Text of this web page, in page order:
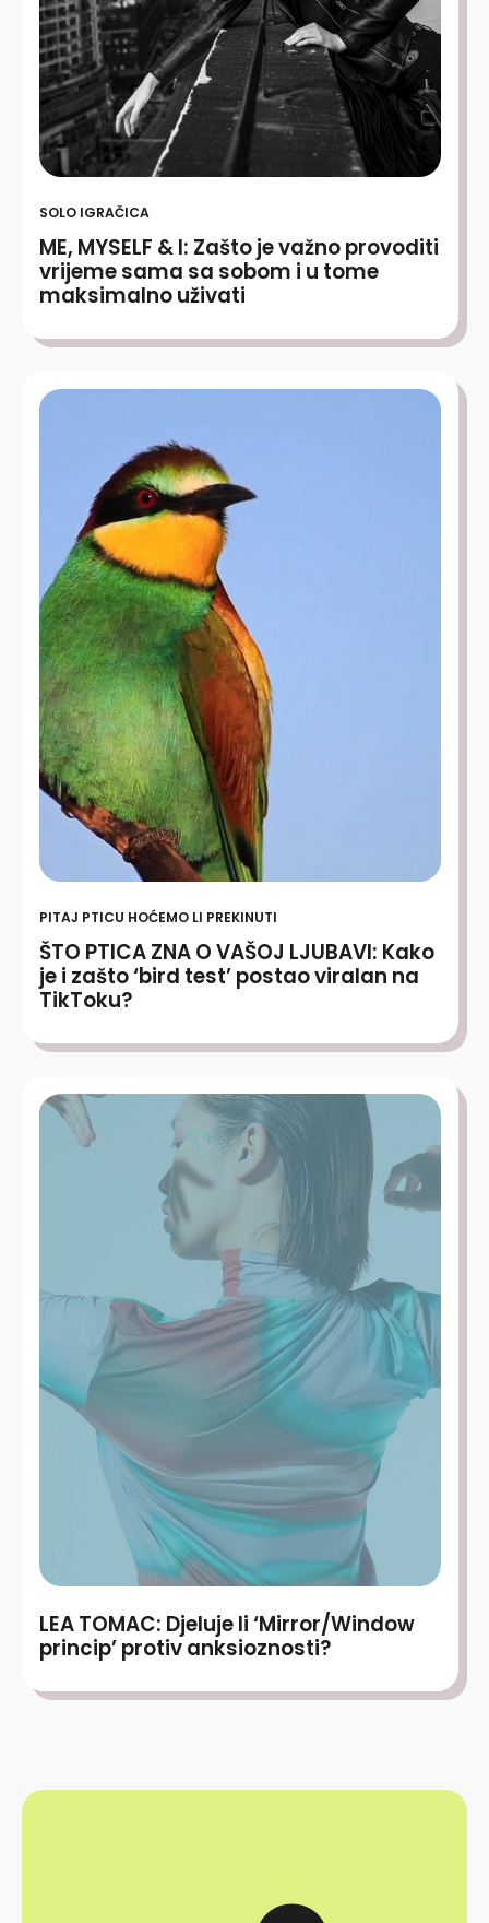
SOLO IGRAČICA
ME, MYSELF & I: Zašto je važno provoditi
vrijeme sama sa sobom i u tome
maksimalno uživati
PITAJ PTICU HOĆEMO LI PREKINUTI
ŠTO PTICA ZNA O VAŠOJ LJUBAVI: Kako
je i zašto ‘bird test’ postao viralan na
TikToku?
LEA TOMAC: Djeluje li ‘Mirror/Window
princip’ protiv anksioznosti?